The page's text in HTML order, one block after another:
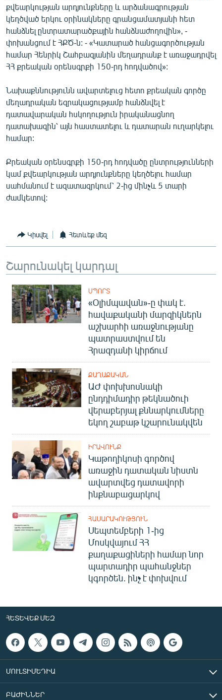
քվեարկության արդյունքները և արձանագրության
կեղծված երկու օրինակները գրանցամատյանի հետ
հանձնել ընտրատարածքային հանձնաժողովին», -
փոխանցում է ՀՔԾ-ն: - «Կատարած հանցագործության
համար Հենրիկ Շահբազյանին մեղադրանք է առաջադրվել
ՀՀ քրեական օրենսգրքի 150-րդ հոդվածով»:
Նախաքննությունն ավարտելուց հետո քրեական գործը
մեղադրական եզրակացությամբ հանձնվել է
դատավարական հսկողություն իրականացնող
դատախազին՝ այն հաստատելու և դատարան ուղարկելու
համար:
Քրեական օրենսգրքի 150-րդ հոդվածը ընտրությունների
կամ քվեարկության արդյունքները կեղծելու համար
սահմանում է ազատազրկում՝ 2-ից մինչև 5 տարի
ժամկետով:
Կիսվել Հետևեք մեզ
Շարունակել կարդալ
ՍՊՈՐՏ
«Օլիմպավան»-ը փակ է.
հավաքականի մարզիկներն
աշխարհի առաջնությանը
պատրաստվում են
Հրազդանի կիրճում
ՔԱՂԱՔԱԿԱՆ
ԱԺ փոխխոսնակի
ընդդիմադիր թեկնածուի
վերաբերյալ քննարկումները
եկող շաբաթ կշարունակվեն
ԻՐԱՎՈՒՆՔ
Կաթողիկոսի գործով
առաջին դատական նիստն
ավարտվեց դատավորի
ինքնաբացարկով
ՀԱՍԱՐԱԿՈՒԹՅՈՒՆ
Սեպտեմբերի 1-ից
Մոսկվայում ՀՀ
քաղաքացիների համար նոր
պարտադիր պահանջներ
կգործեն. ինչ է փոխվում
ՀԵՏԵՎԵՔ ՄԵԶ
ՄՈՒԼՏԻՄԵԴԻԱ
ԲԱԺԻՆՆԵՐ